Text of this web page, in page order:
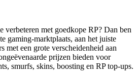
verbeteren met goedkope RP? Dan ben
gaming-marktplaats, aan het juiste
met een grote verscheidenheid aan
prijzen bieden voor
smurfs, skins, boosting en RP top-ups.